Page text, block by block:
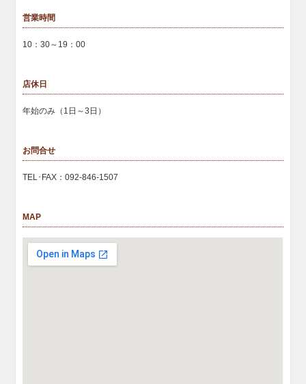
営業時間
10：30～19：00
店休日
年始のみ（1日～3日）
お問合せ
TEL･FAX：092-846-1507
MAP